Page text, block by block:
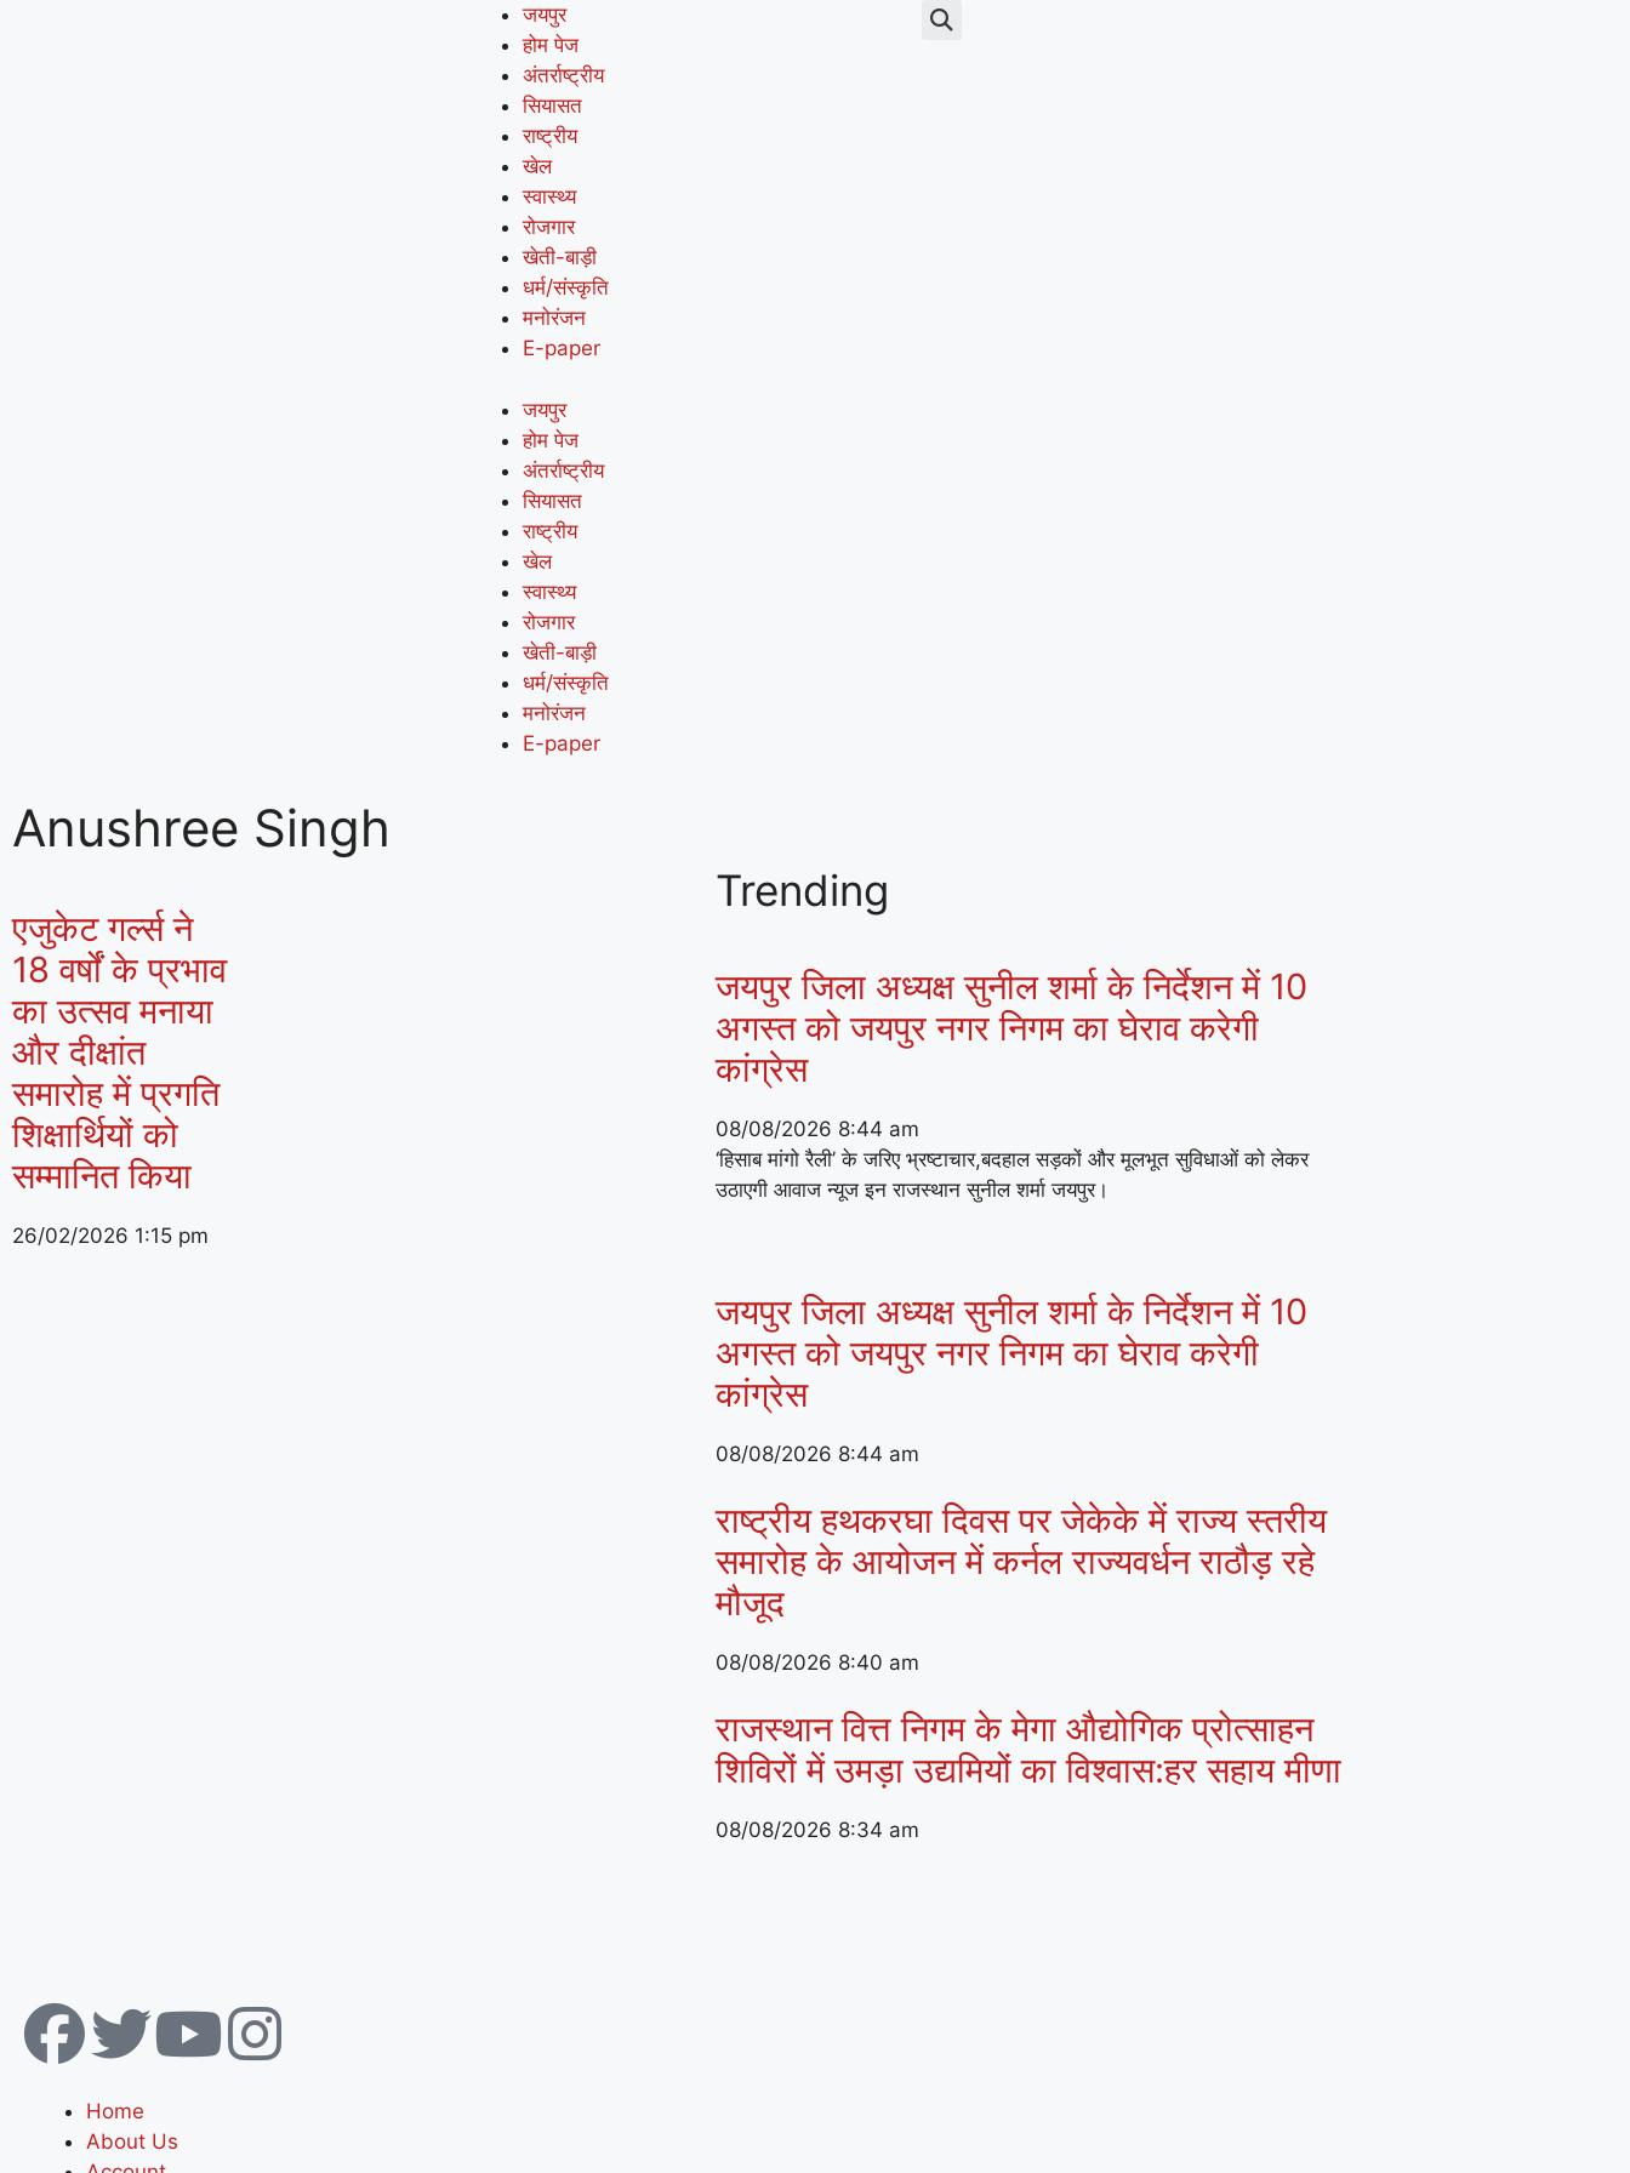
जयपुर
होम पेज
अंतर्राष्ट्रीय
सियासत
राष्ट्रीय
खेल
स्वास्थ्य
रोजगार
खेती-बाड़ी
धर्म/संस्कृति
मनोरंजन
E-paper
जयपुर
होम पेज
अंतर्राष्ट्रीय
सियासत
राष्ट्रीय
खेल
स्वास्थ्य
रोजगार
खेती-बाड़ी
धर्म/संस्कृति
मनोरंजन
E-paper
Anushree Singh
एजुकेट गर्ल्स ने
18 वर्षों के प्रभाव
का उत्सव मनाया
और दीक्षांत
समारोह में प्रगति
शिक्षार्थियों को
सम्मानित किया
26/02/2026 1:15 pm
Trending
जयपुर जिला अध्यक्ष सुनील शर्मा के निर्देशन में 10
अगस्त को जयपुर नगर निगम का घेराव करेगी
कांग्रेस
08/08/2026 8:44 am
‘हिसाब मांगो रैली’ के जरिए भ्रष्टाचार,बदहाल सड़कों और मूलभूत सुविधाओं को लेकर
उठाएगी आवाज न्यूज इन राजस्थान सुनील शर्मा जयपुर।
जयपुर जिला अध्यक्ष सुनील शर्मा के निर्देशन में 10
अगस्त को जयपुर नगर निगम का घेराव करेगी
कांग्रेस
08/08/2026 8:44 am
राष्ट्रीय हथकरघा दिवस पर जेकेके में राज्य स्तरीय
समारोह के आयोजन में कर्नल राज्यवर्धन राठौड़ रहे
मौजूद
08/08/2026 8:40 am
राजस्थान वित्त निगम के मेगा औद्योगिक प्रोत्साहन
शिविरों में उमड़ा उद्यमियों का विश्वास:हर सहाय मीणा
08/08/2026 8:34 am
Home
About Us